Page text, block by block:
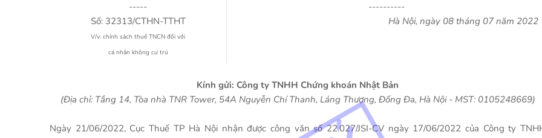
-----
Số: 32313/CTHN-TTHT
V/v: chính sách thuế TNCN đối với
cá nhân không cư trú
----------
Hà Nội, ngày 08 tháng 07 năm 2022
Kính gửi: Công ty TNHH Chứng khoán Nhật Bản
(Địa chỉ: Tầng 14, Tòa nhà TNR Tower, 54A Nguyễn Chí Thanh, Láng Thượng, Đống Đa, Hà Nội - MST: 0105248669)
Ngày 21/06/2022, Cục Thuế TP Hà Nội nhận được công văn số 22.027/JSI-CV ngày 17/06/2022 của Công ty